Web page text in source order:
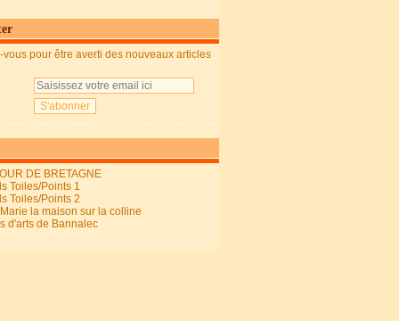
vous pour être averti des nouveaux articles
DE BRETAGNE
Toiles/Points 1
Toiles/Points 2
la maison sur la colline
d'arts de Bannalec